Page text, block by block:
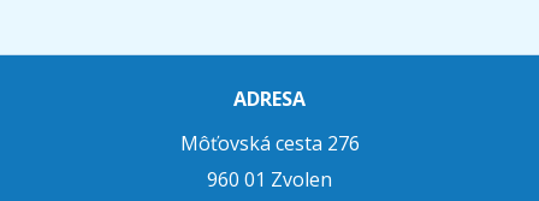
ADRESA
Môťovská cesta 276
960 01 Zvolen